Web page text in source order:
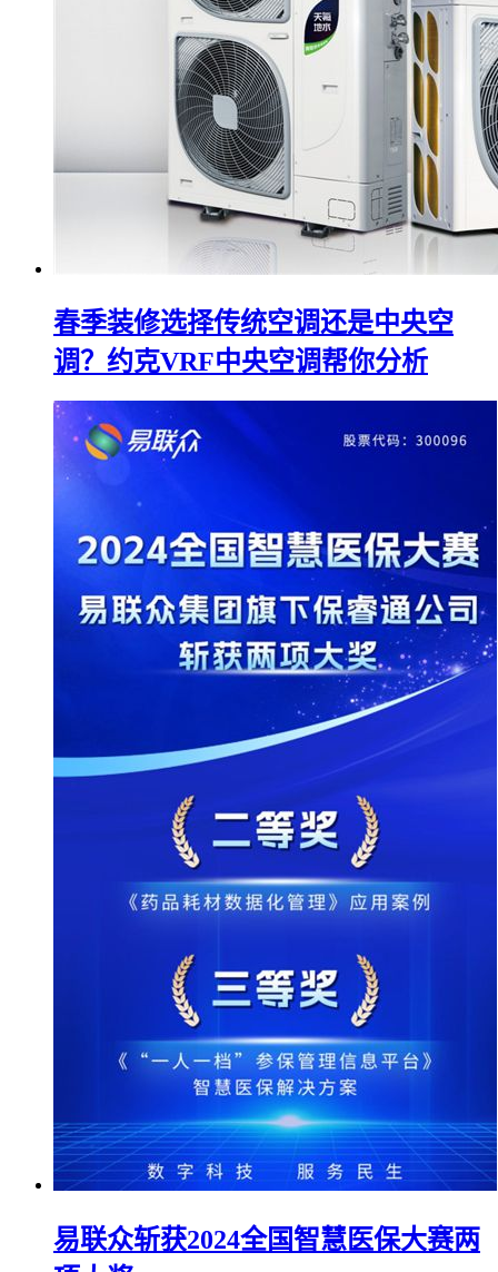
春季装修选择传统空调还是中央空
调？约克VRF中央空调帮你分析
易联众斩获2024全国智慧医保大赛两